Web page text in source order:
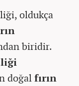
oldukça
biridir.
doğalfırın